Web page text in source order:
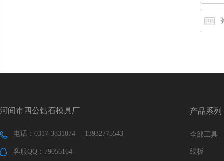
全部工具
线板
河间市四公钻石模具厂 产品系列
电话：0317-3831074 | 13932775543
客服QQ：79056164